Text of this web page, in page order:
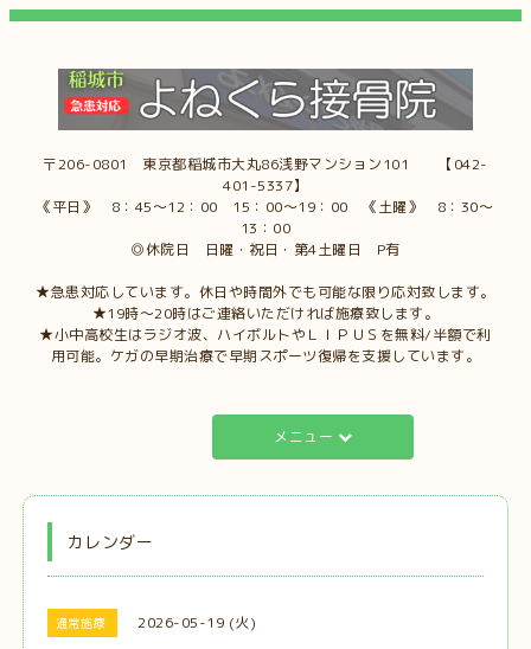
〒206-0801 東京都稲城市大丸86浅野マンション101 【042-
401-5337】
《平日》 8：45～12：00 15：00～19：00 《土曜》 8：30～
13：00
◎休院日 日曜・祝日・第4土曜日 P有
★急患対応しています。休日や時間外でも可能な限り応対致します。
★19時～20時はご連絡いただければ施療致します。
★小中高校生はラジオ波、ハイボルトやＬＩＰＵＳを無料/半額で利
用可能。ケガの早期治療で早期スポーツ復帰を支援しています。
メニュー
カレンダー
通常施療 2026-05-19 (火)